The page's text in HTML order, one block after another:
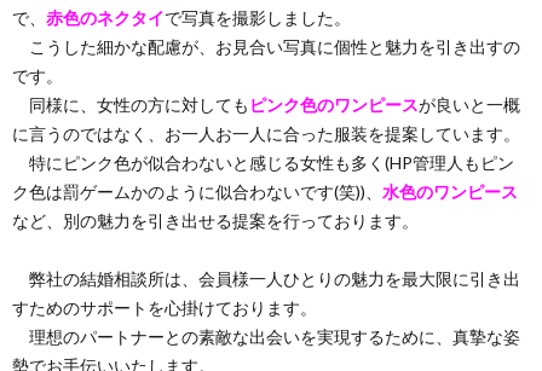
で、 赤色のネクタイで写真を撮影しました。
こうした細かな配慮が、お見合い写真に個性と魅力を引き出すの
です。
同様に、女性の方に対しても ピンク色のワンピースが良いと一概
に言うのではなく、お一人お一人に合った服装を提案しています。
特にピンク色が似合わないと感じる女性も多く(HP管理人もピン
ク色は罰ゲームかのように似合わないです(笑))、 水色のワンピース
など、別の魅力を引き出せる提案を行っております。
弊社の結婚相談所は、会員様一人ひとりの魅力を最大限に引き出
すためのサポートを心掛けております。
理想のパートナーとの素敵な出会いを実現するために、真摯な姿
勢でお手伝いいたします。